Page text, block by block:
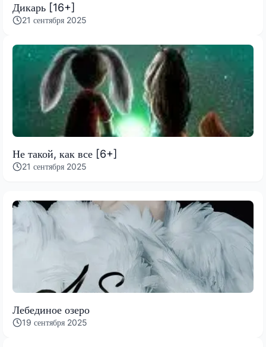
Дикарь [16+]
21 сентября 2025
Не такой, как все [6+]
21 сентября 2025
Лебединое озеро
19 сентября 2025